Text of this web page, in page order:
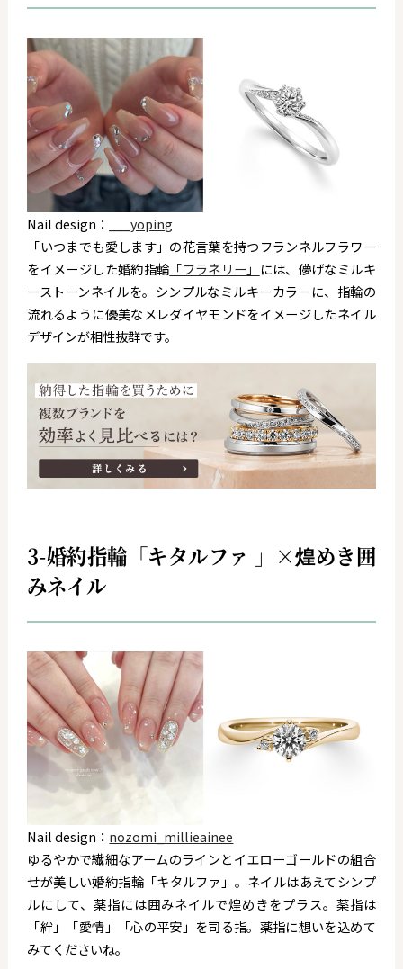
Nail design：
___yoping
「いつまでも愛します」の花言葉を持つフランネルフラワー
をイメージした婚約指輪 「フラネリー」 には、儚げなミルキ
ーストーンネイルを。 シンプルなミルキーカラーに、指輪の
流れるように優美なメレダイヤモンドをイメージしたネイル
デザインが相性抜群です。
3-婚約指輪「キタルファ 」×煌めき囲
みネイル
Nail design： nozomi_millieainee
ゆるやかで繊細なアームのラインとイエローゴールドの組合
せが美しい婚約指輪「キタルファ」。 ネイルはあえてシンプ
ルにして、薬指には囲みネイルで煌めきをプラス。 薬指は
「絆」「愛情」「心の平安」を司る指。薬指に想いを込めて
みてくださいね。